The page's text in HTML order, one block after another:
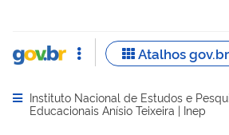
Abrir menu principal de navegação
Instituto Nacional de Estudos e
Educacionais Anísio Teixeira | Inep